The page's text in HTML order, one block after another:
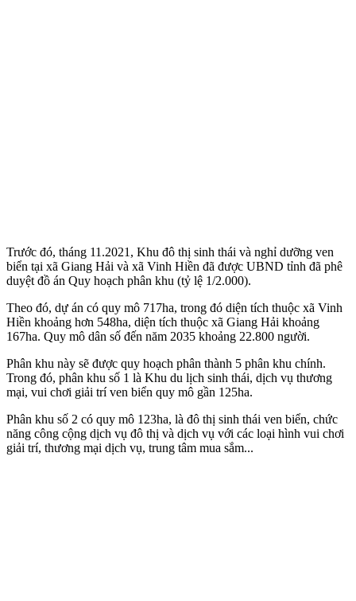
Trước đó, tháng 11.2021, Khu đô thị sinh thái và nghỉ dưỡng ven
biển tại xã Giang Hải và xã Vinh Hiền đã được UBND tỉnh đã phê
duyệt đồ án Quy hoạch phân khu (tỷ lệ 1/2.000).
Theo đó, dự án có quy mô 717ha, trong đó diện tích thuộc xã Vinh
Hiền khoảng hơn 548ha, diện tích thuộc xã Giang Hải khoảng
167ha. Quy mô dân số đến năm 2035 khoảng 22.800 người.
Phân khu này sẽ được quy hoạch phân thành 5 phân khu chính.
Trong đó, phân khu số 1 là Khu du lịch sinh thái, dịch vụ thương
mại, vui chơi giải trí ven biển quy mô gần 125ha.
Phân khu số 2 có quy mô 123ha, là đô thị sinh thái ven biển, chức
năng công cộng dịch vụ đô thị và dịch vụ với các loại hình vui chơi
giải trí, thương mại dịch vụ, trung tâm mua sắm...